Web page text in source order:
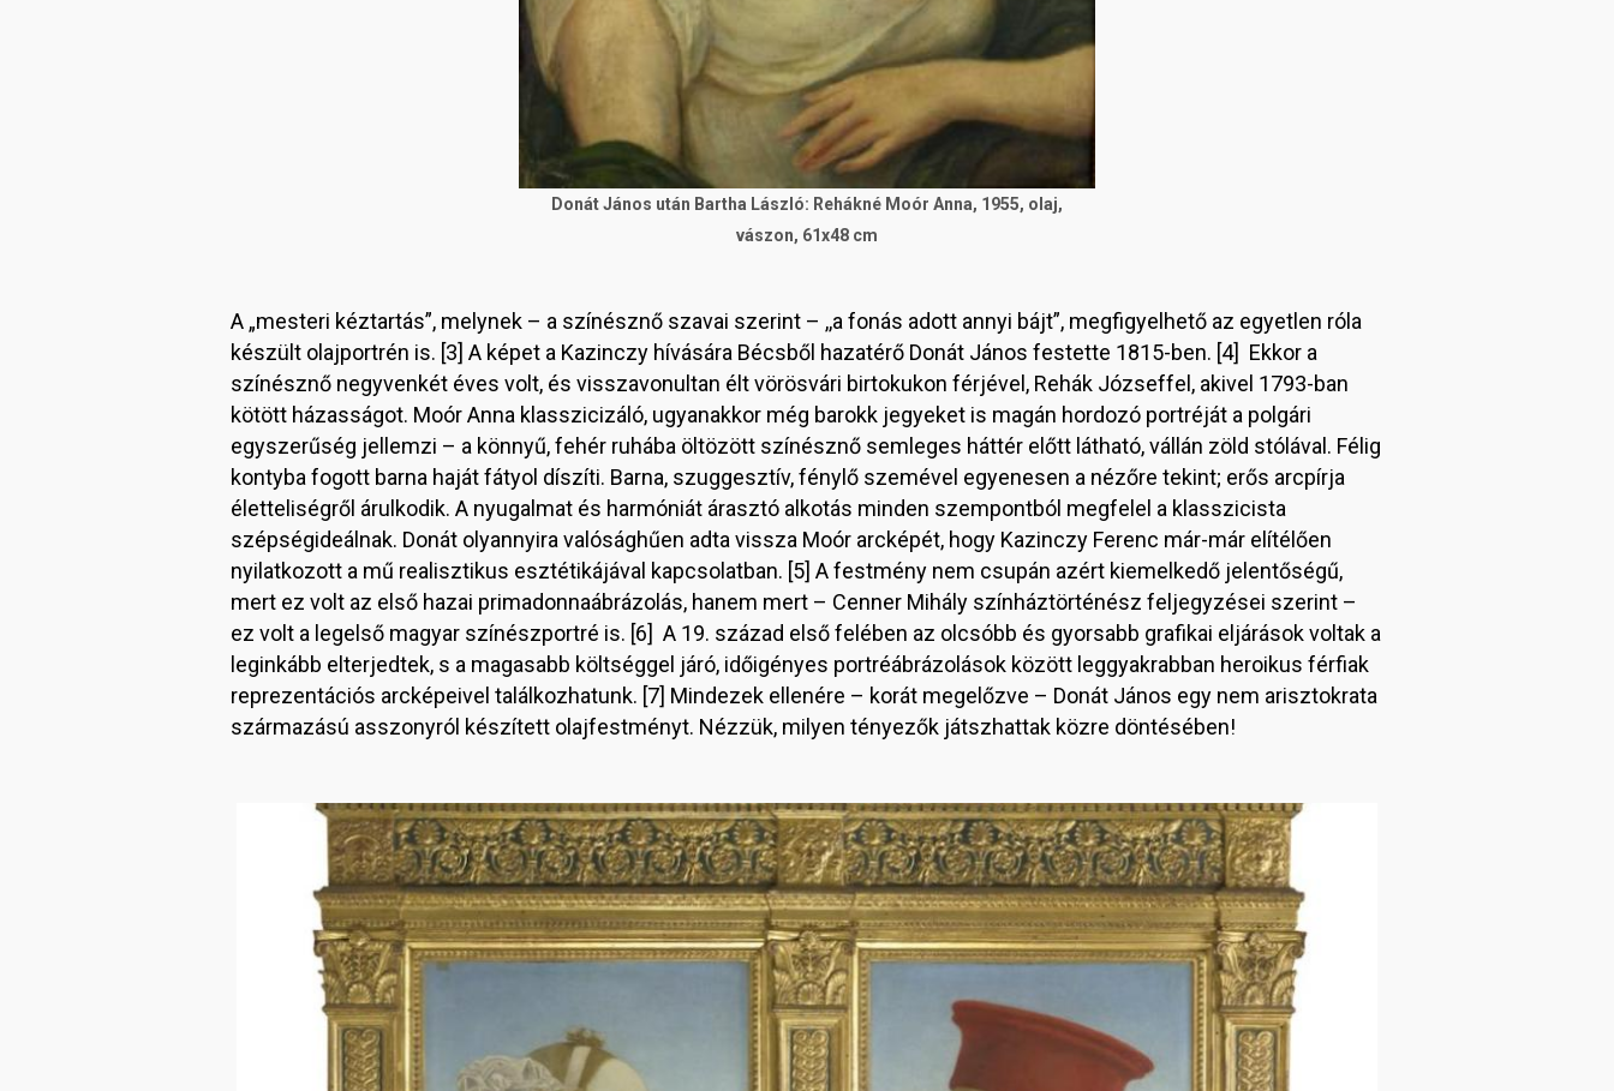
Donát János után Bartha László: Rehákné Moór Anna, 1955, olaj,
vászon, 61x48 cm
A „mesteri kéztartás”, melynek – a színésznő szavai szerint – ,,a fonás adott annyi bájt”, megfigyelhető az egyetlen róla
készült olajportrén is. [3] A képet a Kazinczy hívására Bécsből hazatérő Donát János festette 1815-ben. [4] Ekkor a
színésznő negyvenkét éves volt, és visszavonultan élt vörösvári birtokukon férjével, Rehák Józseffel, akivel 1793-ban
kötött házasságot. Moór Anna klasszicizáló, ugyanakkor még barokk jegyeket is magán hordozó portréját a polgári
egyszerűség jellemzi – a könnyű, fehér ruhába öltözött színésznő semleges háttér előtt látható, vállán zöld stólával. Félig
kontyba fogott barna haját fátyol díszíti. Barna, szuggesztív, fénylő szemével egyenesen a nézőre tekint; erős arcpírja
életteliségről árulkodik. A nyugalmat és harmóniát árasztó alkotás minden szempontból megfelel a klasszicista
szépségideálnak. Donát olyannyira valósághűen adta vissza Moór arcképét, hogy Kazinczy Ferenc már-már elítélően
nyilatkozott a mű realisztikus esztétikájával kapcsolatban. [5] A festmény nem csupán azért kiemelkedő jelentőségű,
mert ez volt az első hazai primadonnaábrázolás, hanem mert – Cenner Mihály színháztörténész feljegyzései szerint –
ez volt a legelső magyar színészportré is. [6] A 19. század első felében az olcsóbb és gyorsabb grafikai eljárások voltak a
leginkább elterjedtek, s a magasabb költséggel járó, időigényes portréábrázolások között leggyakrabban heroikus férfiak
reprezentációs arcképeivel találkozhatunk. [7] Mindezek ellenére – korát megelőzve – Donát János egy nem arisztokrata
származású asszonyról készített olajfestményt. Nézzük, milyen tényezők játszhattak közre döntésében!